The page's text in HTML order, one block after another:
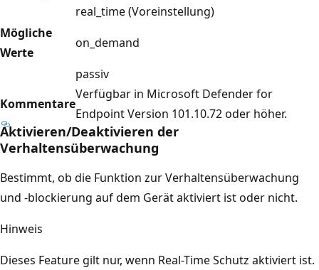
Mögliche
Werte
real_time (Voreinstellung)
on_demand
passiv
Kommentare
Verfügbar in Microsoft Defender for
Endpoint Version 101.10.72 oder höher.
Aktivieren/Deaktivieren der
Verhaltensüberwachung
Bestimmt, ob die Funktion zur Verhaltensüberwachung
und -blockierung auf dem Gerät aktiviert ist oder nicht.
Hinweis
Dieses Feature gilt nur, wenn Real-Time Schutz aktiviert ist.